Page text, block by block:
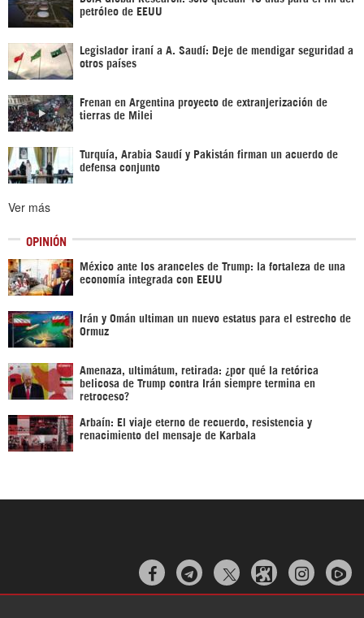
petróleo de EEUU
Legislador iraní a A. Saudí: Deje de mendigar seguridad a
otros países
Frenan en Argentina proyecto de extranjerización de
tierras de Milei
Turquía, Arabia Saudí y Pakistán firman un acuerdo de
defensa conjunto
Ver más
OPINIÓN
México ante los aranceles de Trump: la fortaleza de una
economía integrada con EEUU
Irán y Omán ultiman un nuevo estatus para el estrecho de
Ormuz
Amenaza, ultimátum, retirada: ¿por qué la retórica
belicosa de Trump contra Irán siempre termina en
retroceso?
Arbaín: El viaje eterno de recuerdo, resistencia y
renacimiento del mensaje de Karbala
  